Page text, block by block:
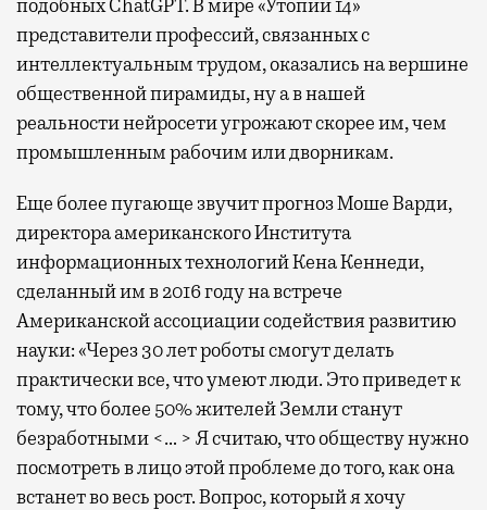
подобных ChatGPT. В мире «Утопии 14»
представители профессий, связанных с
интеллектуальным трудом, оказались на вершине
общественной пирамиды, ну а в нашей
реальности нейросети угрожают скорее им, чем
промышленным рабочим или дворникам.
Еще более пугающе звучит прогноз Моше Варди,
директора американского Института
информационных технологий Кена Кеннеди,
сделанный им в 2016 году на встрече
Американской ассоциации содействия развитию
науки: «Через 30 лет роботы смогут делать
практически все, что умеют люди. Это приведет к
тому, что более 50% жителей Земли станут
безработными <… > Я считаю, что обществу нужно
посмотреть в лицо этой проблеме до того, как она
встанет во весь рост. Вопрос, который я хочу